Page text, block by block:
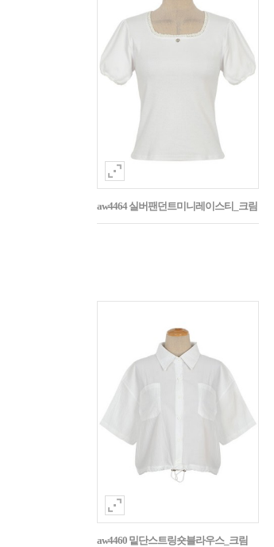
aw4464 실버팬던트미니레이스티_크림
aw4460 밑단스트링숏블라우스_크림